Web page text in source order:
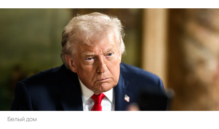
Белый дом